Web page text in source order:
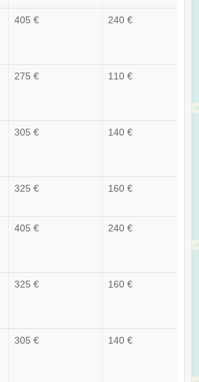
405 € 240 €
275 € 110 €
305 € 140 €
325 € 160 €
405 € 240 €
325 € 160 €
305 € 140 €